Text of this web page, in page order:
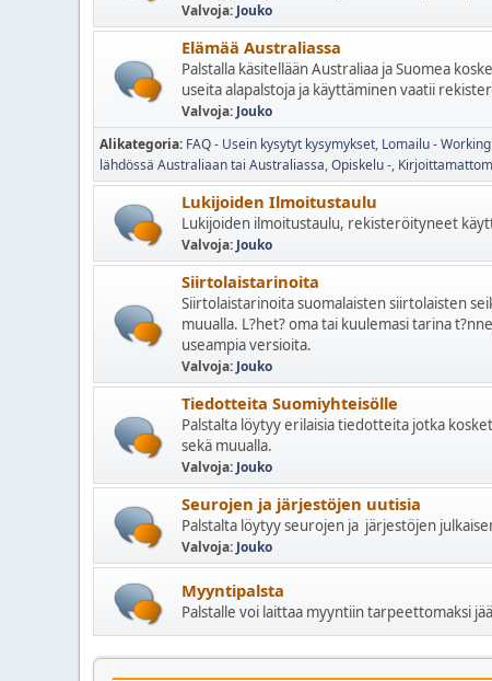
Valvoja: Jouko
Elämää Australiassa
Palstalla käsitellään Australiaa ja Suomea
useita alapalstoja ja käyttäminen vaatii
Valvoja: Jouko
Alikategoria FAQ - Usein kysytyt kysymykset Lomailu -
lähdössä Australiaan tai Australiassa Opiskelu -
Lukijoiden Ilmoitustaulu
Lukijoiden ilmoitustaulu, rekisteröityneet
Valvoja: Jouko
Siirtolaistarinoita
Siirtolaistarinoita suomalaisten siirtolaisten
muualla. L?het? oma tai kuulemasi tarina
useampia versioita.
Valvoja: Jouko
Tiedotteita Suomiyhteisölle
Palstalta löytyy erilaisia tiedotteita jotka
sekä muualla.
Valvoja: Jouko
Seurojen ja järjestöjen uutisia
Palstalta löytyy seurojen ja järjestöjen
Valvoja: Jouko
Myyntipalsta
Palstalle voi laittaa myyntiin tarpeettomaksi